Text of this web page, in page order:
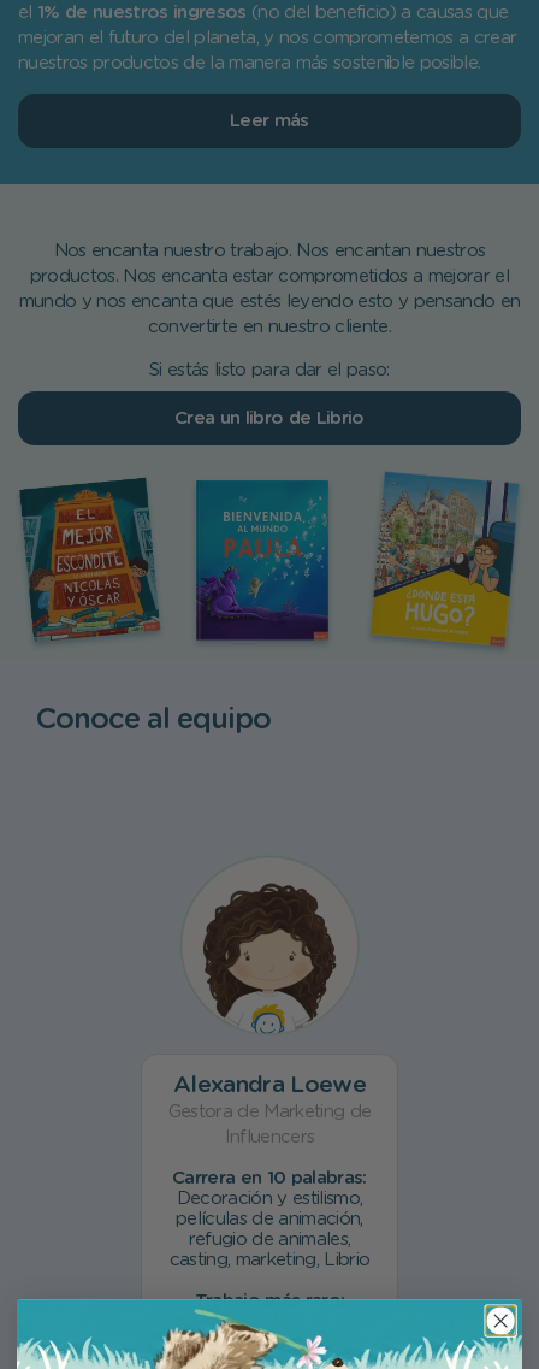
el 1% de nuestros ingresos (no del beneficio) a causas que
mejoran el futuro del planeta, y nos comprometemos a crear
nuestros productos de la manera más sostenible posible.
Leer más
Nos encanta nuestro trabajo. Nos encantan nuestros
productos. Nos encanta estar comprometidos a mejorar el
mundo y nos encanta que estés leyendo esto y pensando en
convertirte en nuestro cliente.
Si estás listo para dar el paso:
Crea un libro de Librio
Conoce al equipo
Alexandra Loewe
Gestora de Marketing de
Influencers
Carrera en 10 palabras:
Decoración y estilismo,
películas de animación,
refugio de animales,
casting, marketing, Librio
Trabajo más raro:
Mamá adoptiva de una
ardilla